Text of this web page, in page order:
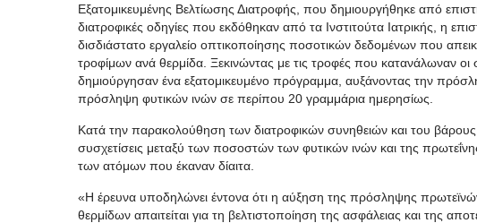
Εξατομικευμένης Βελτίωσης Διατροφής, που δημιουργήθηκε από
διατροφικές οδηγίες που εκδόθηκαν από τα Ινστιτούτα Ιατρικής, η
δισδιάστατο εργαλείο οπτικοποίησης ποσοτικών δεδομένων που
τροφίμων ανά θερμίδα. Ξεκινώντας με τις τροφές που κατανάλωναν οι
δημιούργησαν ένα εξατομικευμένο πρόγραμμα, αυξάνοντας την
πρόσληψη φυτικών ινών σε περίπου 20 γραμμάρια ημερησίως.
Κατά την παρακολούθηση των διατροφικών συνηθειών και του
συσχετίσεις μεταξύ των ποσοστών των φυτικών ινών και της
των ατόμων που έκαναν δίαιτα.
«Η έρευνα υποδηλώνει έντονα ότι η αύξηση της πρόσληψης
θερμίδων απαιτείται για τη βελτιστοποίηση της ασφάλειας και της